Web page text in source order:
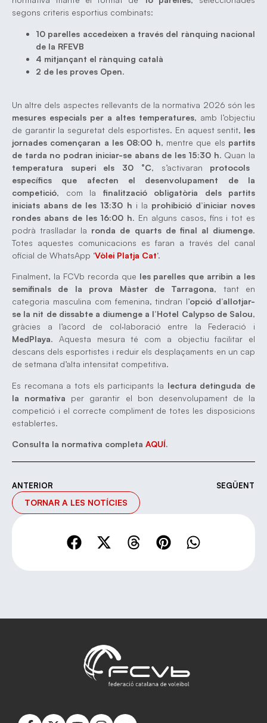
segons criteris esportius combinats:
10 parelles accedeixen a través del rànquing nacional
de la RFEVB
4 mitjançant el rànquing català
2 de les proves Open.
Un altre dels aspectes rellevants de la normativa 2026 són les
mesures especials per a altes temperatures, amb l’objectiu
de garantir la seguretat dels esportistes. En aquest sentit, les
jornades començaran a les 08:00 h, mentre que els partits
de tarda no podran iniciar-se abans de les 15:30 h. Quan la
temperatura superi els 30 °C, s’activaran protocols
específics que afecten el desenvolupament de la
competició, com la finalització obligatòria dels partits
iniciats abans de les 13:30 h i la prohibició d’iniciar noves
rondes abans de les 16:00 h. En alguns casos, fins i tot es
podrà traslladar la ronda de quarts de final al diumenge.
Totes aquestes comunicacions es faran a través del canal
oficial de WhatsApp ‘Vòlei Platja Cat‘.
Finalment, la FCVb recorda que les parelles que arribin a les
semifinals de la prova Màster de Tarragona, tant en
categoria masculina com femenina, tindran l’opció d’allotjar-
se la nit de dissabte a diumenge a l’Hotel Calypso de Salou,
gràcies a l’acord de col·laboració entre la Federació i
MedPlaya. Aquesta mesura té com a objectiu facilitar el
descans dels esportistes i reduir els desplaçaments en un cap
de setmana d’alta intensitat competitiva.
Es recomana a tots els participants la lectura detinguda de
la normativa per garantir el bon desenvolupament de la
competició i el correcte compliment de totes les disposicions
establertes.
Consulta la normativa completa AQUÍ.
ANTERIOR SEGÜENT
TORNAR A LES NOTÍCIES